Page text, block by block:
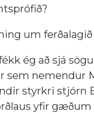
um
ég að sjá
sem nemendur
styrkri stjórn
yfir gæðum